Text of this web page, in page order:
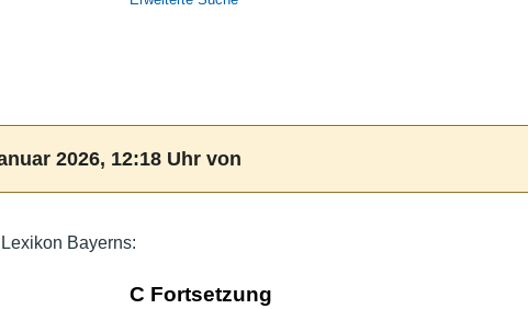
2026, 12:18 Uhr von
Bayerns:
C Fortsetzung